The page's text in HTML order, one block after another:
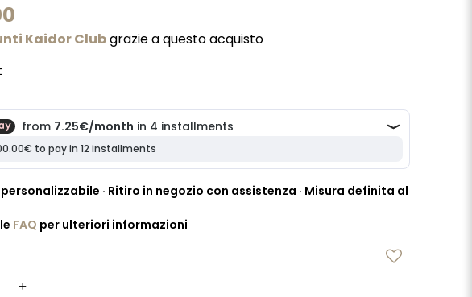
Kaidor Clubgrazie a questo acquisto
· Ritiro in negozio con assistenza · Misura definita al
FAQ per ulteriori informazioni